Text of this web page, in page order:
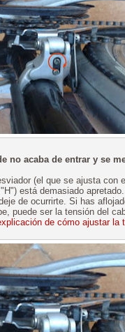
no acaba de entrar y se
(el que se ajusta con
está demasiado
de ocurrirte. Si has
puede ser la tensión del
de cómo ajustar la